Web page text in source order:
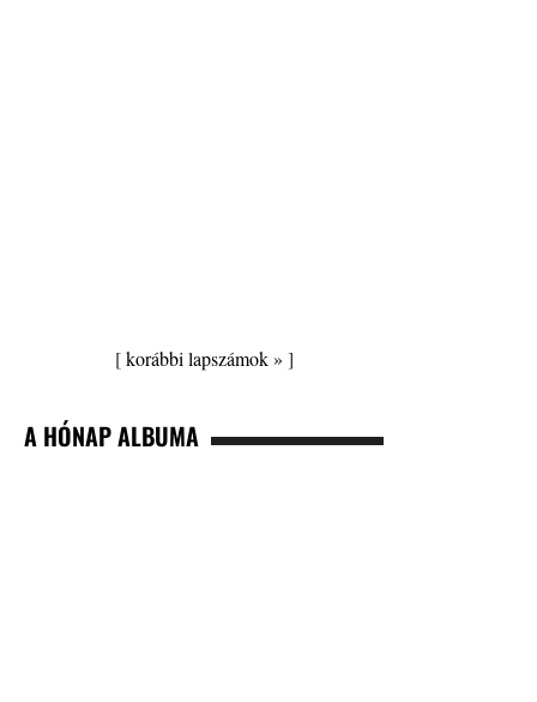
[korábbi lapszámok » ]
A HÓNAP ALBUMA